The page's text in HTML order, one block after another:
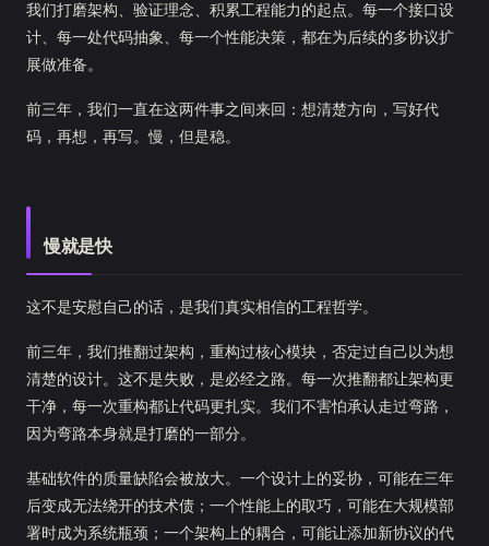
我们打磨架构、验证理念、积累工程能力的起点。每一个接口设
计、每一处代码抽象、每一个性能决策，都在为后续的多协议扩
展做准备。
前三年，我们一直在这两件事之间来回：想清楚方向，写好代
码，再想，再写。慢，但是稳。
慢就是快
这不是安慰自己的话，是我们真实相信的工程哲学。
前三年，我们推翻过架构，重构过核心模块，否定过自己以为想
清楚的设计。这不是失败，是必经之路。每一次推翻都让架构更
干净，每一次重构都让代码更扎实。我们不害怕承认走过弯路，
因为弯路本身就是打磨的一部分。
基础软件的质量缺陷会被放大。一个设计上的妥协，可能在三年
后变成无法绕开的技术债；一个性能上的取巧，可能在大规模部
署时成为系统瓶颈；一个架构上的耦合，可能让添加新协议的代